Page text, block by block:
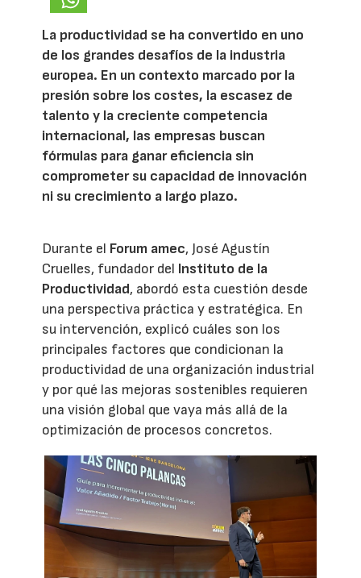
La productividad se ha convertido en uno
de los grandes desafíos de la industria
europea. En un contexto marcado por la
presión sobre los costes, la escasez de
talento y la creciente competencia
internacional, las empresas buscan
fórmulas para ganar eficiencia sin
comprometer su capacidad de innovación
ni su crecimiento a largo plazo.
Durante el Forum amec, José Agustín
Cruelles, fundador del Instituto de la
Productividad, abordó esta cuestión desde
una perspectiva práctica y estratégica. En
su intervención, explicó cuáles son los
principales factores que condicionan la
productividad de una organización industrial
y por qué las mejoras sostenibles requieren
una visión global que vaya más allá de la
optimización de procesos concretos.